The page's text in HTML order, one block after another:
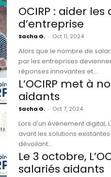
OCIRP : aider
d’entreprise
Sacha G. - Oct 11, 2024
Alors que le nombre de
par les entreprises
réponses innovantes et...
L’OCIRP met à
aidants
Sacha G. - Oct 7, 2024
Lors d'un événement digital,
avant les solutions
dévoilant...
Le 3 octobre,
salariés aidants